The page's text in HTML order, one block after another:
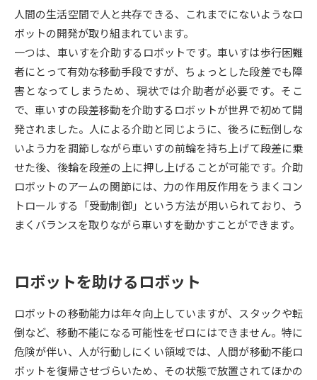
大学研究 大学検索
大学で学べる内容や特徴を調べる
新増設大学・学部・学科特集
国際・グローバルに強い大学特
集
データサイエンス特集 奨学金・特待生制度特集
デジタルパンフレット 進路の３択
オープンキャンパスなどを調べる
オープンキャンパス検索 実施プログラムから探す
人間の生活空間で人と共存できる、これまでにないようなロ
ボットの開発が取り組まれています。
一つは、車いすを介助するロボットです。車いすは歩行困難
者にとって有効な移動手段ですが、ちょっとした段差でも障
害となってしまうため、現状では介助者が必要です。そこ
で、車いすの段差移動を介助するロボットが世界で初めて開
発されました。人による介助と同じように、後ろに転倒しな
いよう力を調節しながら車いすの前輪を持ち上げて段差に乗
せた後、後輪を段差の上に押し上げることが可能です。介助
ロボットのアームの関節には、力の作用反作用をうまくコン
トロールする「受動制御」という方法が用いられており、う
まくバランスを取りながら車いすを動かすことができます。
ロボットを助けるロボット
ロボットの移動能力は年々向上していますが、スタックや転
倒など、移動不能になる可能性をゼロにはできません。特に
危険が伴い、人が行動しにくい領域では、人間が移動不能ロ
ボットを復帰させづらいため、その状態で放置されてほかの